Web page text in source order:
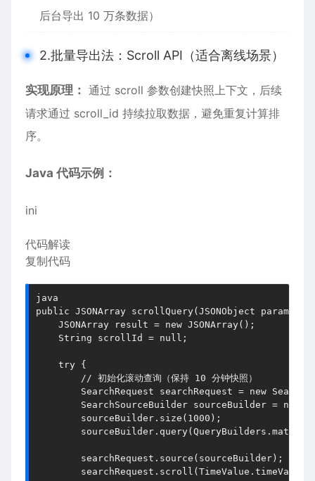
后台导出 10 万条数据）
2.批量导出法：Scroll API（适合离线场景）
​​实现原理​​： 通过 scroll 参数创建快照上下文，后续
请求通过 scroll_id 持续拉取数据，避免重复计算排
序。
​​Java 代码示例​​：
ini
代码解读
复制代码
java
public JSONArray scrollQuery(JSONObject params) {
JSONArray
result = new JSONArray() ;
String scrollId = null ;
try {
// 初始化滚动查询（保持 10 分钟快照）
SearchRequest searchRequest = new
SearchSourceBuilder sourceBuilder = new
sourceBuilder.size(1000) ;
searchRequest.source(sourceBuilder) ;